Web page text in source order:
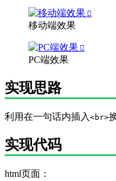
移动端效果
PC端效果
实现思路
利用在一句话内插入 <br>
实现代码
html页面：